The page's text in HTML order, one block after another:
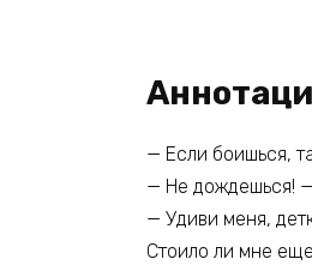
— Если боишься,
— Не дождешься! —
— Удиви меня,
Стоило ли мне